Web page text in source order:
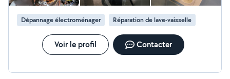
Dépannage électroménager Réparation de lave-vaisselle
Voir le profil Contacter